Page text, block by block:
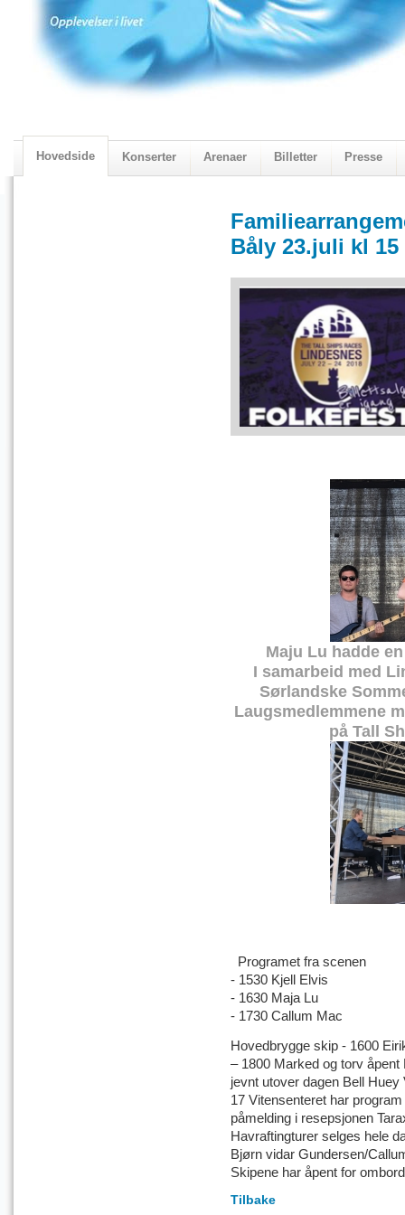
Hovedside Konserter Arenaer Billetter Presse
Båly 23.juli kl 15
Maju Lu hadde
I samarbeid med
Sørlandske
Laugsmedlemmene
på Tall
Programet fra scenen
- 1530 Kjell Elvis
- 1630 Maja Lu
- 1730 Callum Mac
Hovedbrygge skip - 1600
– 1800 Marked og torv
jevnt utover dagen Bell
17 Vitensenteret har
påmelding i resepsjonen
Havraftingturer selges hele
Bjørn vidar Gundersen/
Skipene har åpent for
Tilbake